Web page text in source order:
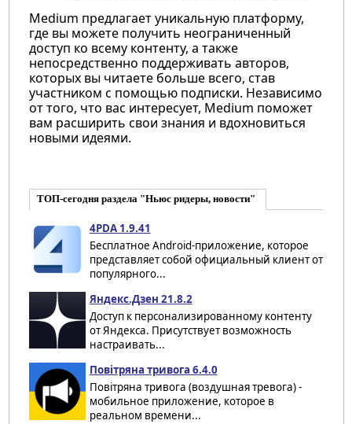
Medium предлагает уникальную платформу,
где вы можете получить неограниченный
доступ ко всему контенту, а также
непосредственно поддерживать авторов,
которых вы читаете больше всего, став
участником с помощью подписки. Независимо
от того, что вас интересует, Medium поможет
вам расширить свои знания и вдохновиться
новыми идеями.
ТОП-сегодня раздела "Ньюс ридеры, новости"
4PDA 1.9.41
Бесплатное Android-приложение, которое
представляет собой официальный клиент от
популярного...
Яндекс.Дзен 21.8.2
Доступ к персонализированному контенту
от Яндекса. Присутствует возможность
настраивать...
Повітряна тривога 6.4.0
Повітряна тривога (воздушная тревога) -
мобильное приложение, которое в
реальном времени...